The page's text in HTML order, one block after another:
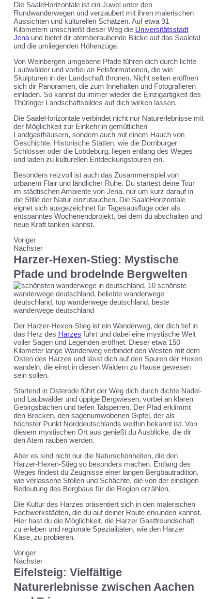
Die SaaleHorizontale ist ein Juwel unter den
Rundwanderwegen und verzaubert mit ihren malerischen
Aussichten und kulturellen Schätzen. Auf etwa 91
Kilometern umschließt dieser Weg die Universitätsstadt
Jena und bietet dir atemberaubende Blicke auf das Saaletal
und die umliegenden Höhenzüge.
Von Weinbergen umgebene Pfade führen dich durch lichte
Laubwälder und vorbei an Felsformationen, die wie
Skulpturen in der Landschaft thronen. Nicht selten eröffnen
sich dir Panoramen, die zum Innehalten und Fotografieren
einladen. So kannst du immer wieder die Einzigartigkeit des
Thüringer Landschaftsbildes auf dich wirken lassen.
Die SaaleHorizontale verbindet nicht nur Naturerlebnisse mit
der Möglichkeit zur Einkehr in gemütlichen
Landgasthäusern, sondern auch mit einem Hauch von
Geschichte. Historische Stätten, wie die Dornburger
Schlösser oder die Lobdeburg, liegen entlang des Weges
und laden zu kulturellen Entdeckungstouren ein.
Besonders reizvoll ist auch das Zusammenspiel von
urbanem Flair und ländlicher Ruhe. Du startest deine Tour
im städtischen Ambiente von Jena, nur um kurz darauf in
die Stille der Natur einzutauchen. Die SaaleHorizontale
eignet sich ausgezeichnet für Tagesausflüge oder als
entspanntes Wochenendprojekt, bei dem du abschalten und
neue Kraft tanken kannst.
Voriger
Nächster
Harzer-Hexen-Stieg: Mystische
Pfade und brodelnde Bergwelten
Der Harzer-Hexen-Stieg ist ein Wanderweg, der dich tief in
das Herz des Harzes führt und dabei eine mystische Welt
voller Sagen und Legenden eröffnet. Dieser etwa 150
Kilometer lange Wanderweg verbindet den Westen mit dem
Osten des Harzes und lässt dich auf den Spuren der Hexen
wandeln, die einst in diesen Wäldern zu Hause gewesen
sein sollen.
Startend in Osterode führt der Weg dich durch dichte Nadel-
und Laubwälder und üppige Bergwiesen, vorbei an klaren
Gebirgsbächen und tiefen Talsperren. Der Pfad erklimmt
den Brocken, den sagenumwobenen Gipfel, der als
höchster Punkt Norddeutschlands weithin bekannt ist. Von
diesem mystischen Ort aus genießt du Ausblicke, die dir
den Atem rauben werden.
Aber es sind nicht nur die Naturschönheiten, die den
Harzer-Hexen-Stieg so besonders machen. Entlang des
Weges findest du Zeugnisse einer langen Bergbautradition,
wie verlassene Stollen und Schächte, die von der einstigen
Bedeutung des Bergbaus für die Region erzählen.
Die Kultur des Harzes präsentiert sich in den malerischen
Fachwerkstädten, die du auf deiner Route erkunden kannst.
Hier hast du die Möglichkeit, die Harzer Gastfreundschaft
zu erleben und regionale Spezialitäten, wie den Harzer
Käse, zu probieren.
Voriger
Nächster
Eifelsteig: Vielfältige
Naturerlebnisse zwischen Aachen